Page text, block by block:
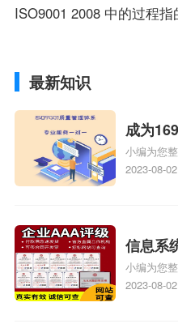
ISO9001 2008 中的过程指
最新知识
成为
16949
小编为您
能成为注
2023-08-02
信息系
级费用
务资质
小编为您
证证书机
2023-08-02